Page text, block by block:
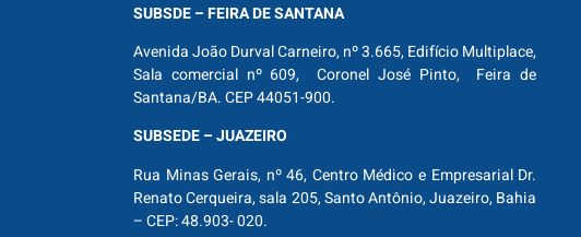
SUBSDE – FEIRA DE SANTANA
Avenida João Durval Carneiro, nº 3.665, Edifício Multiplace,
Sala comercial nº 609, Coronel José Pinto, Feira de
Santana/BA. CEP 44051-900.
SUBSEDE – JUAZEIRO
Rua Minas Gerais, nº 46, Centro Médico e Empresarial Dr.
Renato Cerqueira, sala 205, Santo Antônio, Juazeiro, Bahia
– CEP: 48.903- 020.